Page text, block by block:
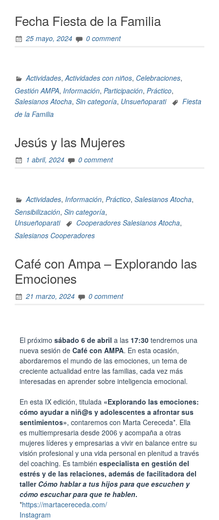
Fecha Fiesta de la Familia
25 mayo, 2024 0 comment
Actividades,Actividades con niños, Celebraciones,
Gestión AMPA, Información, Participación, Práctico,
Salesianos Atocha, Sin categoría, Unsueñoparati
Fiesta
de la Familia
Jesús y las Mujeres
1 abril, 2024 0 comment
Actividades, Información, Práctico, Salesianos Atocha,
Sensibilización, Sin categoría,
Unsueñoparati
Cooperadores Salesianos Atocha,
Salesianos Cooperadores
Café con Ampa – Explorando las
Emociones
21 marzo, 2024 0 comment
El próximo sábado 6 de abril a las 17:30 tendremos una
nueva sesión de Café con AMPA. En esta ocasión,
abordaremos el mundo de las emociones, un tema de
creciente actualidad entre las familias, cada vez más
interesadas en aprender sobre inteligencia emocional.
En esta IX edición, titulada «Explorando las emociones:
cómo ayudar a niñ@s y adolescentes a afrontar sus
sentimientos», contaremos con Marta Cereceda*. Ella
es multiempresaria desde 2006 y acompaña a otras
mujeres líderes y empresarias a vivir en balance entre su
visión profesional y una vida personal en plenitud a través
del coaching. Es también especialista en gestión del
estrés y de las relaciones, además de facilitadora del
taller Cómo hablar a tus hijos para que escuchen y
cómo escuchar para que te hablen.
*https://martacereceda.com/
Instagram